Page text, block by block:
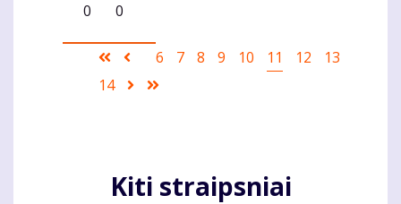
0
0
Pagination
First
page
Ankstesnis
puslapis
Puslapis
6 Puslapis
7 Puslapis
8 Puslapis
9 Puslapis
10
Current
11 Puslapis
12 Puslapis
13
Puslapis
14
Sekantis
Kiti straipsniai